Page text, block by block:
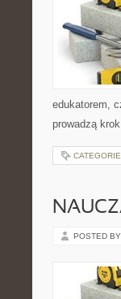
edukatorem,
prowadzą
POSTED